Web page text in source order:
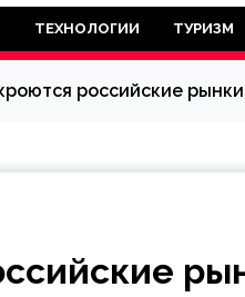
ТЕХНОЛОГИИ ТУРИЗМ
российские